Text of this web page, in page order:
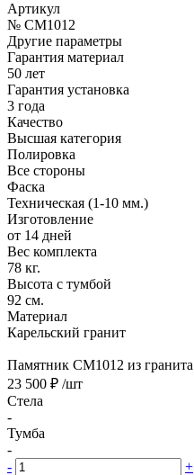
Артикул
№ CM1012
Другие параметры
Гарантия материал
50 лет
Гарантия установка
3 года
Качество
Высшая категория
Полировка
Все стороны
Фаска
Техническая (1-10 мм.)
Изготовление
от 14 дней
Вес комплекта
78 кг.
Высота с тумбой
92 см.
Материал
Карельский гранит
Памятник CM1012 из гранита
23 500 ₽ /шт
Стела
-
Тумба
-
-
+